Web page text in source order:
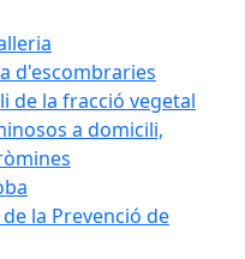
d'escombraries
de la fracció vegetal
a domicili,
la Prevenció de